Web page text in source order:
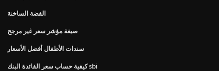
الفضة الساخنة
صيغة مؤشر سعر غير مرجح
سندات الأطفال أفضل الأسعار
كيفية حساب سعر الفائدة البنك sbi